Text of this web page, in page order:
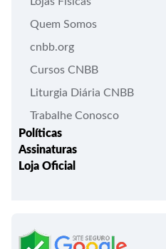
Quem Somos
cnbb.org
Cursos CNBB
Liturgia Diária CNBB
Trabalhe Conosco
Políticas
Trocas e Devoluções
Assinaturas
Liturgia Igreja em Oração
Roteiros Homiléticos
Loja Oficial
Bíblias - Tradução Oficial